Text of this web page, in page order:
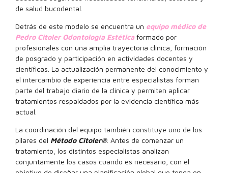
de salud bucodental.
Detrás de este modelo se encuentra un equipo médico de
Pedro Citoler Odontología Estéticaformado por
profesionales con una amplia trayectoria clínica, formación
de posgrado y participación en actividades docentes y
científicas. La actualización permanente del conocimiento y
el intercambio de experiencia entre especialistas forman
parte del trabajo diario de la clínica y permiten aplicar
tratamientos respaldados por la evidencia científica más
actual.
La coordinación del equipo también constituye uno de los
pilares del Método Citoler®. Antes de comenzar un
tratamiento, los distintos especialistas analizan
conjuntamente los casos cuando es necesario, con el